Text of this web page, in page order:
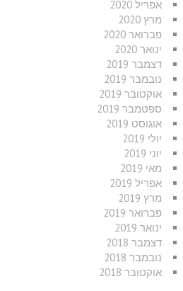
אפריל 2020
מרץ 2020
פברואר 2020
ינואר 2020
דצמבר 2019
נובמבר 2019
אוקטובר 2019
ספטמבר 2019
אוגוסט 2019
יולי 2019
יוני 2019
מאי 2019
אפריל 2019
מרץ 2019
פברואר 2019
ינואר 2019
דצמבר 2018
נובמבר 2018
אוקטובר 2018